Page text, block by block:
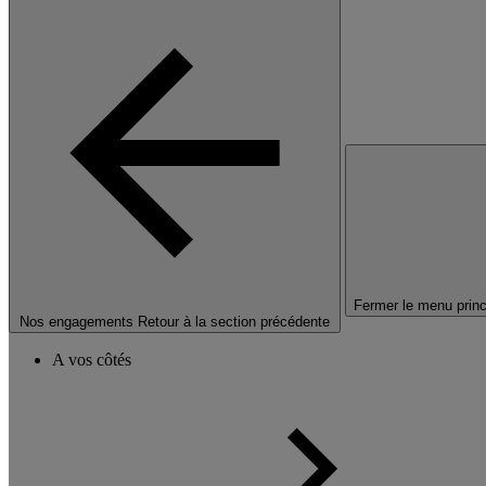
Nos engagements Retour à la section précédente
Fermer le menu
A vos côtés